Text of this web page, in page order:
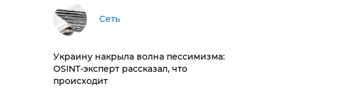
Сеть
​Украину накрыла волна пессимизма:
OSINT-эксперт рассказал, что
происходит